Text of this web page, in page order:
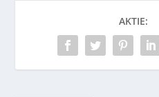
AKTIE: